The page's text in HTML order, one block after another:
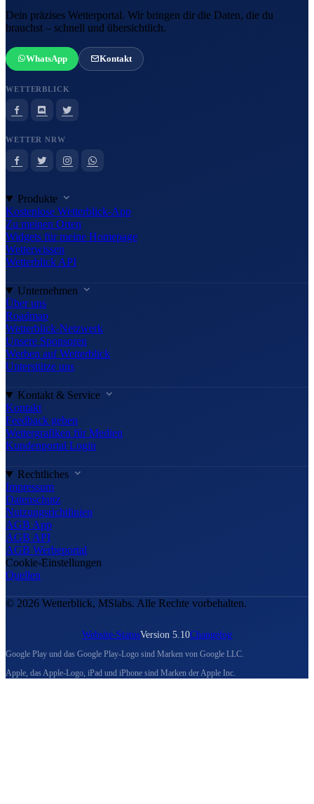
Dein präzises Wetterportal. Wir bringen dir die Daten, die du
brauchst – schnell und übersichtlich.
WhatsApp Kontakt
WETTERBLICK
WETTER NRW
Produkte
Kostenlose Wetterblick-App
Zu meinen Orten
Widgets für meine Homepage
Wetterwissen
Wetterblick API
Unternehmen
Über uns
Roadmap
Wetterblick-Netzwerk
Unsere Sponsoren
Werben auf Wetterblick
Unterstütze uns
Kontakt & Service
Kontakt
Feedback geben
Wettergrafiken für Medien
Kundenportal Login
Rechtliches
Impressum
Datenschutz
Nutzungsrichtlinien
AGB App
AGB API
AGB Werbeportal
Cookie-Einstellungen
Quellen
© 2026 Wetterblick, MSlabs. Alle Rechte vorbehalten.
Website-StatusVersion 5.10Changelog
Google Play und das Google Play-Logo sind Marken von Google LLC.
Apple, das Apple-Logo, iPad und iPhone sind Marken der Apple Inc.